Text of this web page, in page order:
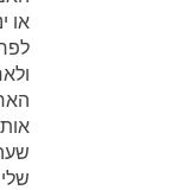
או